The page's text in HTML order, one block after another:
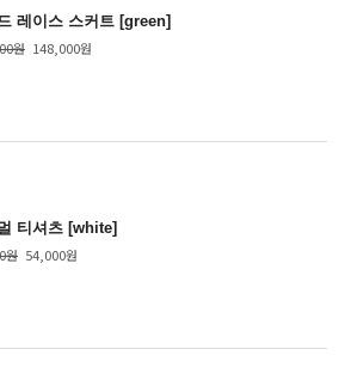
레이스 스커트 [green]
원 148,000원
티셔츠 [white]
원 54,000원